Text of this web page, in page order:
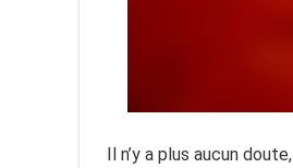
Il n’y a plus aucun